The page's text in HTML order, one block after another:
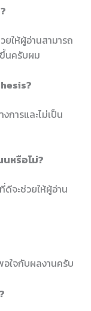
ยให้ผู้อ่านสามารถ
ขึ้นครับผม
การและไม่เป็น
หรือไม่?
ดีจะช่วยให้ผู้อ่าน
อใจกับผลงานครับ